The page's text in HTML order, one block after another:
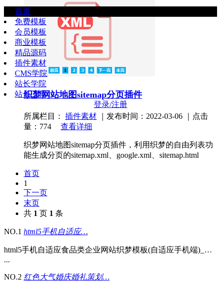
首页
免费模板
会员模板
商业模板
精品源码
插件素材
CMS学院
站长学院
站长工具
登录/注册
织梦网站地图sitemap分页插件
所属栏目： 插件素材 ｜发布时间：2022-03-06 ｜点击
量：774
查看详细
织梦网站地图sitemap分页插件，利用织梦的自由列表功
能生成分页的sitemap.xml、google.xml、sitemap.html
首页
1
下一页
末页
共 1 页 1 条
NO.1 html5手机自适应…
html5手机自适应食品类企业网站织梦模板(自适应手机端)_…
...
NO.2 红色大气婚庆婚礼策划…